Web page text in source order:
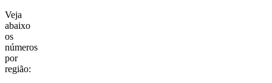
Veja
abaixo
os
números
por
região: